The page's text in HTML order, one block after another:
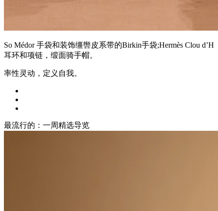
So Médor 手袋和装饰缰辔皮系带的Birkin手袋;Hermès Clou d’H
耳环和项链，缎面骑手帽。
率性灵动，定义自我。
最流行的：一周精选导览